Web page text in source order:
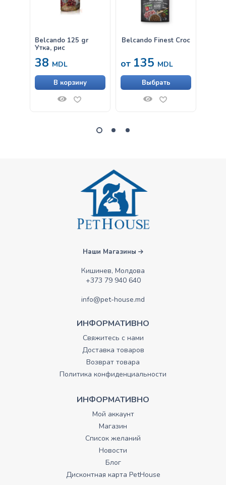
Belcando 125 gr
Утка, рис
38 MDL
В корзину
Belcando Finest Croc
от 135 MDL
Выбрать
Наши Магазины
Кишинев, Молдова
+373 79 940 640
info@pet-house.md
ИНФОРМАТИВНО
Свяжитесь с нами
Доставка товаров
Возврат товара
Политика конфиденциальности
ИНФОРМАТИВНО
Мой аккаунт
Магазин
Список желаний
Новости
Блог
Дисконтная карта PetHouse